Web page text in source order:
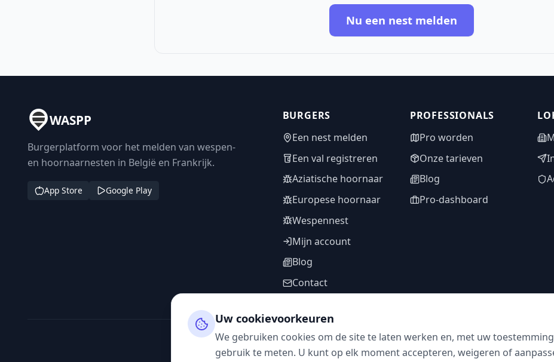
Nu een nest melden
WASPP
Burgerplatform voor het melden van wespen-
en hoornaarnesten in België en Frankrijk.
App Store Google Play
BURGERS
Een nest melden
Een val registreren
Aziatische hoornaar
Europese hoornaar
Wespennest
Mijn account
Blog
Contact
PROFESSIONALS
Pro worden
Onze tarieven
Blog
Pro-dashboard
VOLG ONS
Uw cookievoorkeuren
We gebruiken cookies om de site te laten werken en, met uw
gebruik te meten. U kunt op elk moment accepteren, weigeren of